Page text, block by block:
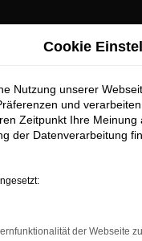
Cookie
Nutzung unserer
und
Zeitpunkt Ihre
der Datenverarbeitung
der Webseite